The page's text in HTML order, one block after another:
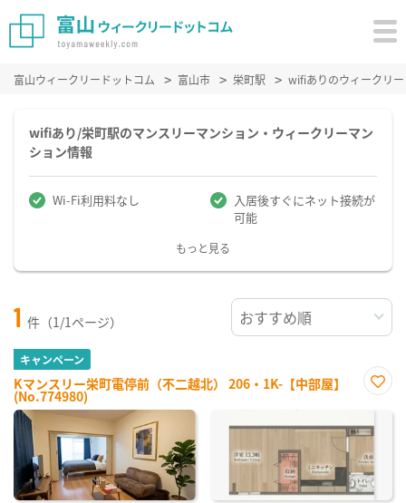
富山ウィークリードットコム 富山市 栄町駅 wifiありのウィークリ
wifiあり/栄町駅のマンスリーマンション・ウィークリーマン
ション情報
Wi-Fi利用料なし
入居後すぐにネット接続が
可能
もっと見る
1 件（1/1ページ）
キャンペーン
Kマンスリー栄町電停前（不二越北） 206・1K-【中部屋】
(No.774980)
に入
り登
録